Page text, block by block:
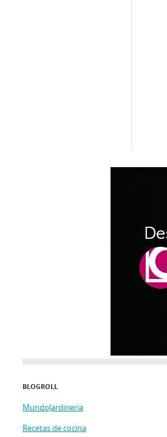
BLOGROLL
MundoJardineria
Recetas de cocina